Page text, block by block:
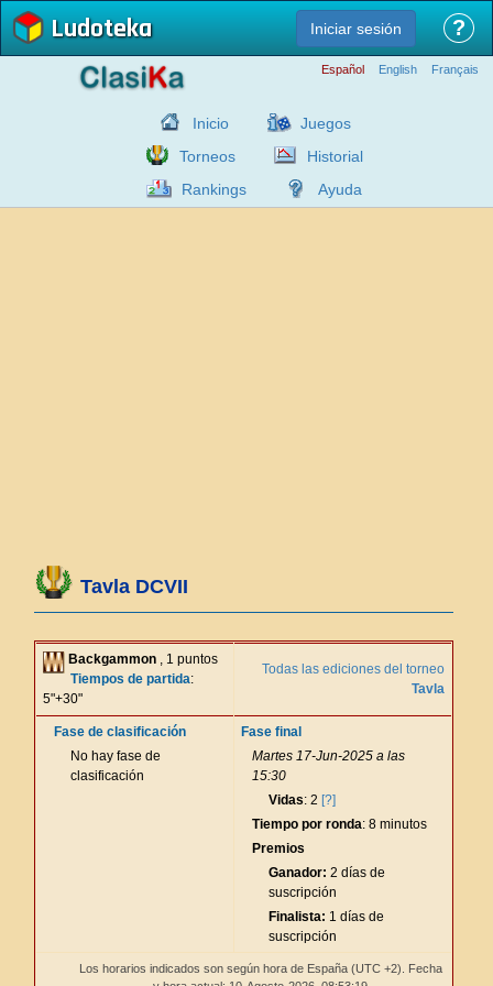
Ludoteka Iniciar sesión ?
Español English Français
Inicio
Juegos
Torneos
Historial
Rankings
Ayuda
Tavla DCVII
Backgammon , 1 puntos
Tiempos de partida:
5"+30"
Todas las ediciones del torneo
Tavla
Fase de clasificación
No hay fase de
clasificación
Fase final
Martes 17-Jun-2025 a las
15:30
Vidas: 2 [?]
Tiempo por ronda: 8 minutos
Premios
Ganador: 2 días de
suscripción
Finalista: 1 días de
suscripción
Los horarios indicados son según hora de España (UTC +2). Fecha